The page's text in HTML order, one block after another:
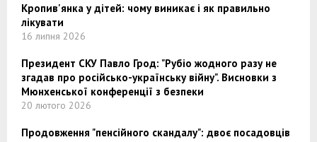
Кропив'янка у дітей: чому виникає і як правильно
лікувати
16 липня 2026
Президент СКУ Павло Грод: "Рубіо жодного разу не
згадав про російсько-українську війну". Висновки з
Мюнхенської конференції з безпеки
20 лютого 2026
Продовження "пенсійного скандалу": двоє посадовців